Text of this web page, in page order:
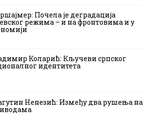
Почела је деградација
режима – и на фронтовима и у
Коларић: Кључеви српског
идентитета
Ненезић: Између два рушења на